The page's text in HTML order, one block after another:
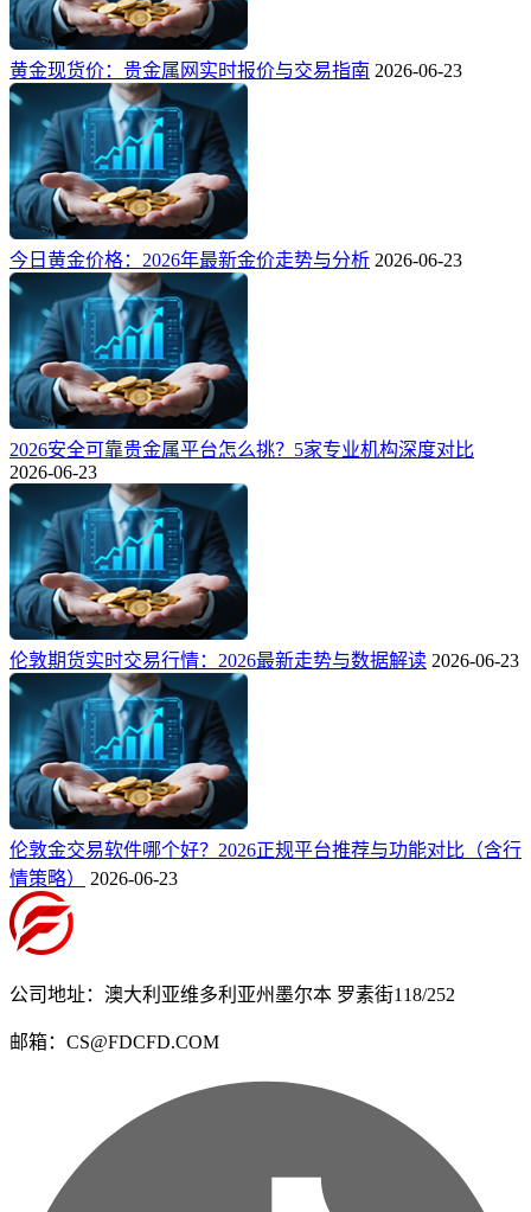
黄金现货价：贵金属网实时报价与交易指南 2026-06-23
今日黄金价格：2026年最新金价走势与分析 2026-06-23
2026安全可靠贵金属平台怎么挑？5家专业机构深度对比
2026-06-23
伦敦期货实时交易行情：2026最新走势与数据解读 2026-06-23
伦敦金交易软件哪个好？2026正规平台推荐与功能对比（含行
情策略）
2026-06-23
公司地址：澳大利亚维多利亚州墨尔本 罗素街118/252
邮箱：CS@FDCFD.COM